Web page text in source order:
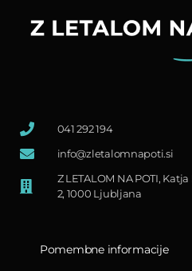
041 292 194
info@zletalomnapoti.si
Z LETALOM NA POTI,
2, 1000 Ljubljana
Pomembne informacije